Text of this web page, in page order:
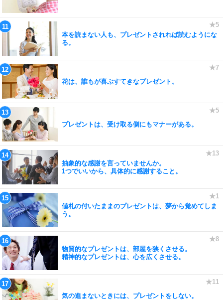
本を読まない人も、プレゼントされれば読むようにな
る。
花は、誰もが喜ぶすてきなプレゼント。
プレゼントは、受け取る側にもマナーがある。
抽象的な感謝を言っていませんか。
1つでいいから、具体的に感謝すること。
値札の付いたままのプレゼントは、夢から覚めてしま
う。
物質的なプレゼントは、部屋を狭くさせる。
精神的なプレゼントは、心を広くさせる。
気の進まないときには、プレゼントをしない。